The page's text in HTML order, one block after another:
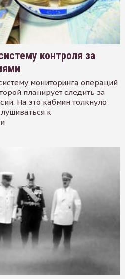
контроля за
мониторинга операций
планирует следить за
На это кабмин толкнуло
к